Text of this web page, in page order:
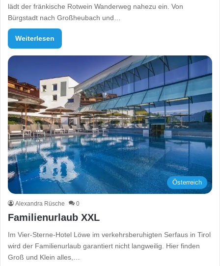
lädt der fränkische Rotwein Wanderweg nahezu ein. Von
Bürgstadt nach Großheubach und…
Weiterlesen
Österreich
Alexandra Rüsche 0
Familienurlaub XXL
Im Vier-Sterne-Hotel Löwe im verkehrsberuhigten Serfaus in Tirol
wird der Familienurlaub garantiert nicht langweilig. Hier finden
Groß und Klein alles,…